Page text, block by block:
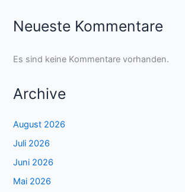
Neueste Kommentare
Es sind keine Kommentare vorhanden.
Archive
August 2026
Juli 2026
Juni 2026
Mai 2026